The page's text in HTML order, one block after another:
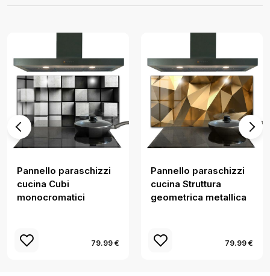
Pannello paraschizzi
cucina Cubi
monocromatici
79.99 €
Pannello paraschizzi
cucina Struttura
geometrica metallica
79.99 €